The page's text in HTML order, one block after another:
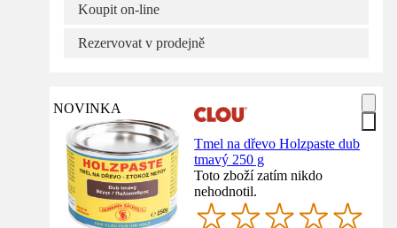
Koupit on-line
Rezervovat v prodejně
NOVINKA
Tmel na dřevo Holzpaste dub
tmavý 250 g
Toto zboží zatím nikdo
nehodnotil.